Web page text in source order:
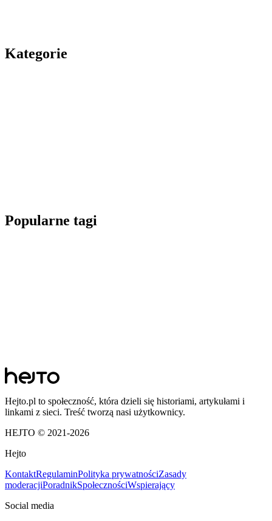
Kategorie
Popularne tagi
Hejto.pl to społeczność, która dzieli się historiami, artykułami i
linkami z sieci. Treść tworzą nasi użytkownicy.
HEJTO © 2021-2026
Hejto
KontaktRegulaminPolityka prywatnościZasady
moderacjiPoradnikSpołecznościWspierający
Social media